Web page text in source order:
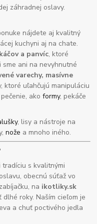
záhradnej oslavy.
nájdete aj kvalitný
kuchyni aj na chate.
a panvíc, ktoré
ani na nevyhnutné
varechy, masívne
ktoré uľahčujú manipuláciu
pečenie, akoformy, pekáče
, lisy a nástroje na
nože a mnoho iného.
s kvalitnými
obecnú súťaž vo
na ikotliky.sk
roky. Naším cieľom je
a chuť poctivého jedla